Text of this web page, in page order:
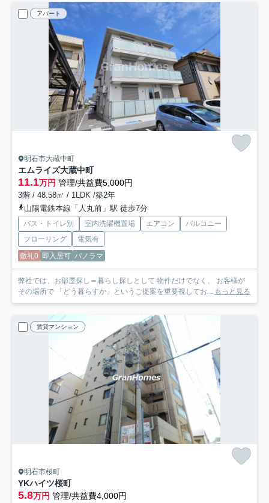
アパート
明石市大蔵中町
エムライズ大蔵中町
11.1万円 管理/共益費5,000円
3階 / 48.58㎡ / 1LDK /築2年
山陽電鉄本線「人丸前」駅 徒歩7分
バス・トイレ別 室内洗濯機置場 エアコン
バルコニー
フローリング
電気有
敷礼0 即入居可 パノラマ
弊社では、お部屋探し＝暮らし探しとして 物件だけでなく、 お客様が
その場所で 「どう暮らすか」というご提案を重要視してお... もっと見る
賃貸マンション
明石市桜町
YKハイツ桜町
5.8万円 管理/共益費4,000円